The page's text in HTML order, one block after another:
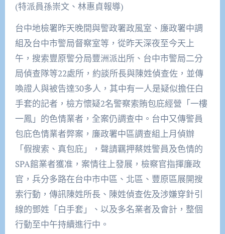
(特派員孫崇文、林惠貞報導)
台中地檢署昨天晚間與警政署政風室、廉政署中調
組及台中市警局督察室等，從昨天深夜至今天上
午，搜索豐原警分局豐洲派出所、台中市警局二分
局偵查隊等22處所，約談所長與陳姓偵查佐，並傳
喚證人與被告達30多人，其中有一人是疑似擔任白
手套的記者，檢方懷疑2名警察索賄包庇經營「一樓
一鳳」的色情業者，全案仍調查中。台中又傳警員
包庇色情業者弊案，廉政署中區調查組上月偵辦
「假搜索、真包庇」，聲請羈押蔡姓警員及色情的
SPA館業者獲准，案情往上發展，檢察官指揮廉政
官，兵分多路在台中市中區、北區、豐原區展開搜
索行動，傳訊陳姓所長、陳姓偵查佐及涉嫌穿針引
線的鄧姓「白手套」、以及多名業者及會計，整個
行動至中午持續進行中。